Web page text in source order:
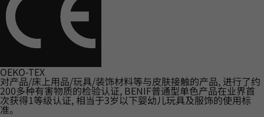
OEKO-TEX
对产品/床上用品/玩具/装饰材料等与皮肤接触的产品, 进行了约
200多种有害物质的检验认证, BENIF普通型单色产品在业界首
次获得1等级认证, 相当于3岁以下婴幼儿玩具及服饰的使用标
准。